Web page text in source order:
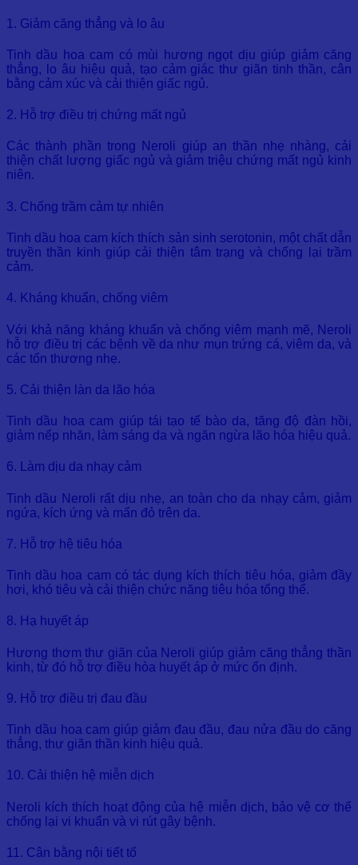
1. Giảm căng thẳng và lo âu
Tinh dầu hoa cam có mùi hương ngọt dịu giúp giảm căng
thẳng, lo âu hiệu quả, tạo cảm giác thư giãn tinh thần, cân
bằng cảm xúc và cải thiện giấc ngủ.
2. Hỗ trợ điều trị chứng mất ngủ
Các thành phần trong Neroli giúp an thần nhẹ nhàng, cải
thiện chất lượng giấc ngủ và giảm triệu chứng mất ngủ kinh
niên.
3. Chống trầm cảm tự nhiên
Tinh dầu hoa cam kích thích sản sinh serotonin, một chất dẫn
truyền thần kinh giúp cải thiện tâm trạng và chống lại trầm
cảm.
4. Kháng khuẩn, chống viêm
Với khả năng kháng khuẩn và chống viêm mạnh mẽ, Neroli
hỗ trợ điều trị các bệnh về da như mụn trứng cá, viêm da, và
các tổn thương nhẹ.
5. Cải thiện làn da lão hóa
Tinh dầu hoa cam giúp tái tạo tế bào da, tăng độ đàn hồi,
giảm nếp nhăn, làm sáng da và ngăn ngừa lão hóa hiệu quả.
6. Làm dịu da nhạy cảm
Tinh dầu Neroli rất dịu nhẹ, an toàn cho da nhạy cảm, giảm
ngứa, kích ứng và mẩn đỏ trên da.
7. Hỗ trợ hệ tiêu hóa
Tinh dầu hoa cam có tác dụng kích thích tiêu hóa, giảm đầy
hơi, khó tiêu và cải thiện chức năng tiêu hóa tổng thể.
8. Hạ huyết áp
Hương thơm thư giãn của Neroli giúp giảm căng thẳng thần
kinh, từ đó hỗ trợ điều hòa huyết áp ở mức ổn định.
9. Hỗ trợ điều trị đau đầu
Tinh dầu hoa cam giúp giảm đau đầu, đau nửa đầu do căng
thẳng, thư giãn thần kinh hiệu quả.
10. Cải thiện hệ miễn dịch
Neroli kích thích hoạt động của hệ miễn dịch, bảo vệ cơ thể
chống lại vi khuẩn và vi rút gây bệnh.
11. Cân bằng nội tiết tố